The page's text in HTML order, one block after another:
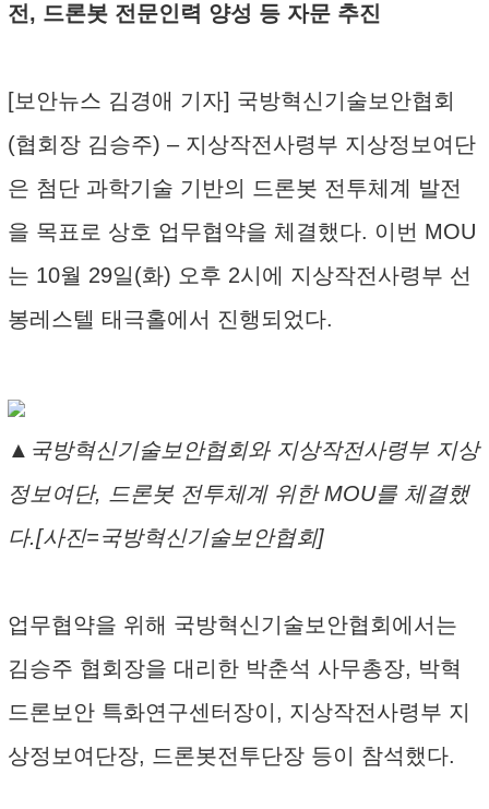
전, 드론봇 전문인력 양성 등 자문 추진
[보안뉴스 김경애 기자] 국방혁신기술보안협회
(협회장 김승주) – 지상작전사령부 지상정보여단
은 첨단 과학기술 기반의 드론봇 전투체계 발전
을 목표로 상호 업무협약을 체결했다. 이번 MOU
는 10월 29일(화) 오후 2시에 지상작전사령부 선
봉레스텔 태극홀에서 진행되었다.
▲국방혁신기술보안협회와 지상작전사령부 지상
정보여단, 드론봇 전투체계 위한 MOU를 체결했
다.[사진=국방혁신기술보안협회]
업무협약을 위해 국방혁신기술보안협회에서는
김승주 협회장을 대리한 박춘석 사무총장, 박혁
드론보안 특화연구센터장이, 지상작전사령부 지
상정보여단장, 드론봇전투단장 등이 참석했다.